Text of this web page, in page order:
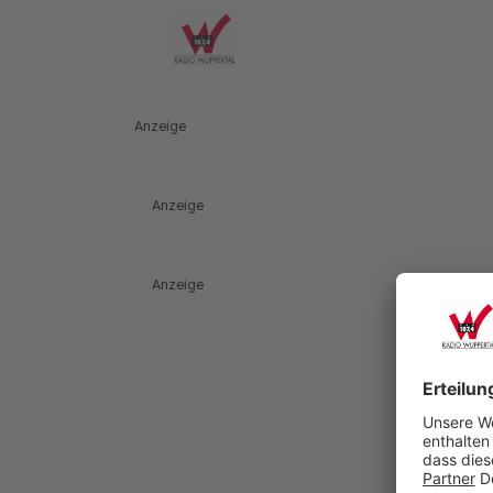
Anzeige
Anzeige
Anzeige